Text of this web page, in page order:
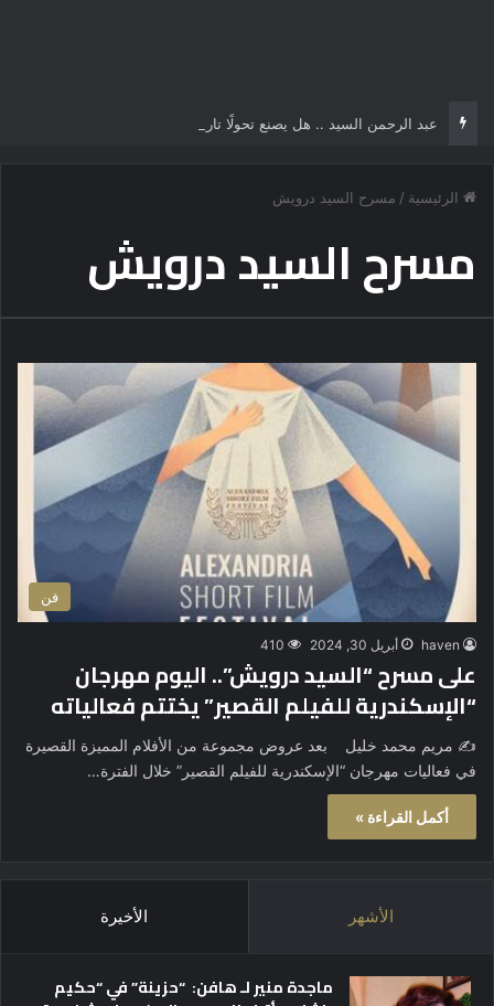
الرئيسية / مسرح السيد درويش
مسرح السيد درويش
فن
haven أبريل 30, 2024 410
على مسرح “السيد درويش”.. اليوم مهرجان
“الإسكندرية للفيلم القصير” يختتم فعالياته
✍️ مريم محمد خليل بعد عروض مجموعة من الأفلام المميزة القصيرة
في فعاليات مهرجان “الإسكندرية للفيلم القصير” خلال الفترة…
أكمل القراءة »
الأشهر الأخيرة
ماجدة منير لـ هافن: “حزينة” في “حكيم